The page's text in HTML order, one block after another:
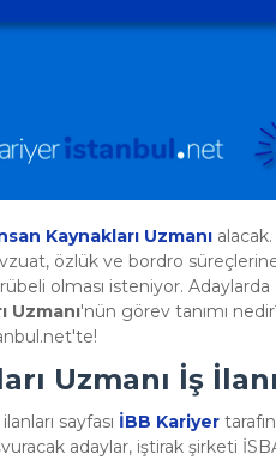
Kaynakları Uzmanı alacak.
özlük ve bordro
olması isteniyor.
Uzmanı'nün görev tanımı
Uzmanı İş
sayfası İBB Kariyer
adaylar, iştirak şirketi